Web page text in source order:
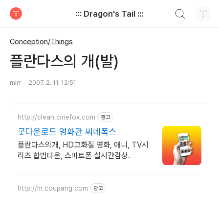
::: Dragon's Tail :::
Conception/Things
플란다스의 개(발)
mirr 2007. 2. 11. 12:51
http://clean.cinefox.com 광고
굿다운로드 영화관 씨네폭스
플란다스의개, HD고화질 영화, 애니, TV시
리즈 합법다운, 스마트폰 실시간감상.
http://m.coupang.com 광고